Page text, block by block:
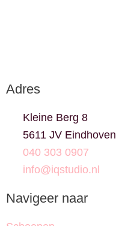
Adres
Kleine Berg 8
5611 JV Eindhoven
040 303 0907
info@iqstudio.nl
Navigeer naar